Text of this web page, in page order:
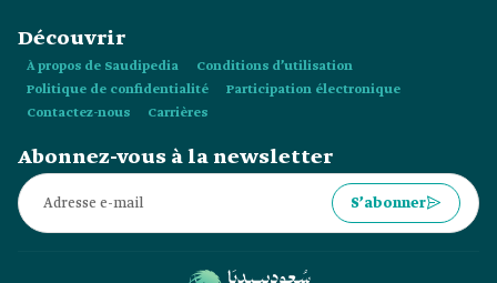
Découvrir
À propos de Saudipedia
Conditions d’utilisation
Politique de confidentialité
Participation électronique
Contactez-nous
Carrières
Abonnez-vous à la newsletter
S’abonner